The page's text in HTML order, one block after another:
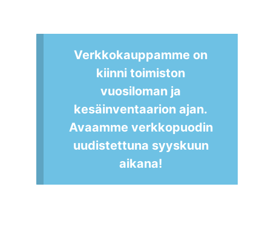
Verkkokauppamme on
kiinni toimiston
vuosiloman ja
kesäinventaarion ajan.
Avaamme verkkopuodin
uudistettuna syyskuun
aikana!